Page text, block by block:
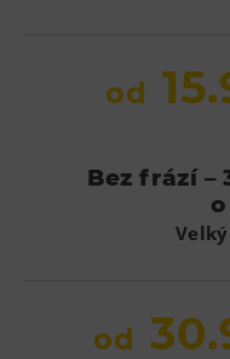
od
Bez frází –
od